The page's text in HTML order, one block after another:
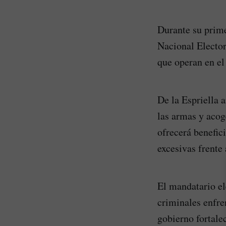
Durante su
Nacional
que operan en
De la Espriella
las armas y
ofrecerá
excesivas
El mandatario
criminales
gobierno